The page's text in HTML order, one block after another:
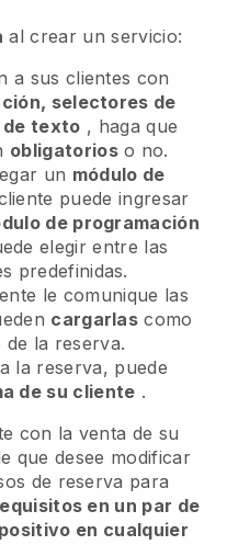
al crear un servicio:
a sus clientes con
selectores de
de texto , haga que
obligatorioso no.
un módulo de
puede ingresar
de programación
elegir entre las
predefinidas.
le comunique las
cargarlas como
la reserva.
la reserva, puede
de su cliente .
con la venta de su
que desee modificar
de reserva para
en un par de
en cualquier